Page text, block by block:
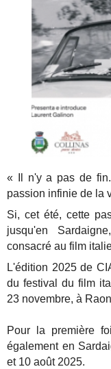
« Il n'y a pas de
passion infinie de la
Si, cet été, cette
jusqu'en
consacré au film
L'édition 2025 de
du festival du film
23 novembre, à
Pour la première
également en
et 10 août 2025.